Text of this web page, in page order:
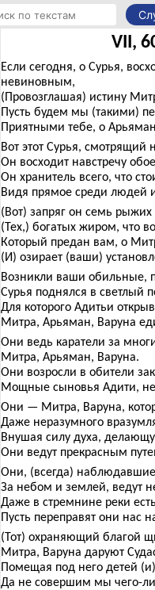
VII,
Если сегодня, о Сурья,
невиновным,
(Провозглашая) истину
Пусть будем мы (такими)
Приятными тебе, о
Вот этот Сурья,
Он восходит навстречу
Он хранитель всего, что
Видя прямое среди людей
(Вот) запряг он семь
(Тех,) богатых жиром, что
Который предан вам, о
(И) озирает (ваши)
Возникли ваши обильные,
Сурья поднялся в светлый
Для которого Адитьи
Митра, Арьяман, Варуна
Они ведь каратели за
Митра, Арьяман, Варуна.
Они возросли в обители
Мощные сыновья Адити,
Они — Митра, Варуна,
Даже неразумного
Внушая силу духа,
Они ведут прекрасным
Они, (всегда)
За небом и землей, ведут
Даже в стремнине реки
Пусть переправят они нас
(Тот) охраняющий благой
Митра, Варуна даруют
Помещая под него детей
Да не совершим мы чего-